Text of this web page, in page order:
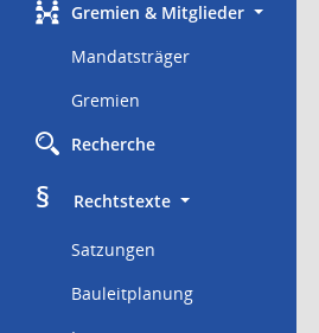
Gremien & Mitglieder
Mandatsträger
Gremien
Recherche
§
     Rechtstexte
Satzungen
Bauleitplanung